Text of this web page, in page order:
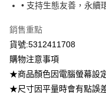
全家取貨付款
每筆NT$80，滿NT$799(
付款後全家取貨
• 支持生態友善，永續
銷售重點
貨號:5312411708
購物注意事項
★商品顏色因電腦螢幕設
★尺寸因平量時會有點誤